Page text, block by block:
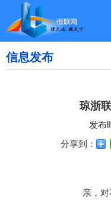
信息发布
琼浙
发布
分享到：
亲，对